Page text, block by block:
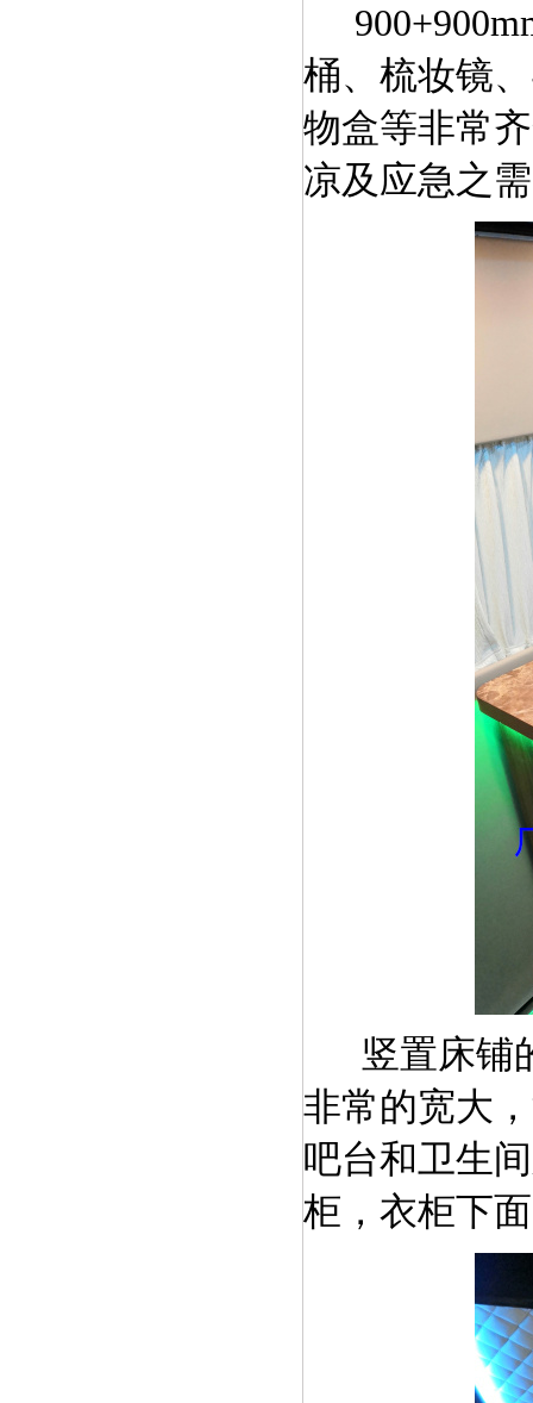
桶、梳妆镜
物盒等非常
凉及应急之
竖置床铺
非常的宽大
吧台和卫生
柜，衣柜下